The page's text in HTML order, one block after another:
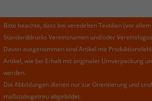
Bitte beachte, dass bei veredelten Textilien (vor
Standarddrucks Vereinsnamen und/oder
Davon ausgenommen sind Artikel mit
Artikel, wie bei Erhalt mit originaler Umverpackung
werden.
Die Abbildungen dienen nur zur Orientierung und
maßstabsgetreu abgebildet.